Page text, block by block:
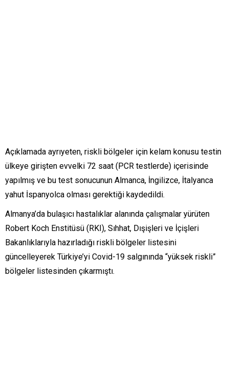
Açıklamada ayrıyeten, riskli bölgeler için kelam konusu testin
ülkeye girişten evvelki 72 saat (PCR testlerde) içerisinde
yapılmış ve bu test sonucunun Almanca, İngilizce, İtalyanca
yahut İspanyolca olması gerektiği kaydedildi.
Almanya’da bulaşıcı hastalıklar alanında çalışmalar yürüten
Robert Koch Enstitüsü (RKI), Sıhhat, Dışişleri ve İçişleri
Bakanlıklarıyla hazırladığı riskli bölgeler listesini
güncelleyerek Türkiye’yi Covid-19 salgınında “yüksek riskli”
bölgeler listesinden çıkarmıştı.